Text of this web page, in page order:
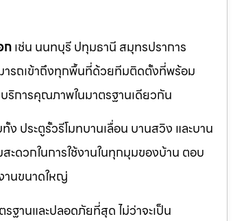
กเช่น นนทบุรี ปทุมธานี สมุทรปราการ
มารถเข้าถึงทุกพื้นที่ด้วยทีมติดตั้งที่พร้อม
ริการคุณภาพในมาตรฐานเดียวกัน
ประตูรั้วรีโมทบานเลื่อน บานสวิง และบาน
ะดวกในการใช้งานในทุกมุมของบ้าน ตอบ
านขนาดใหญ่
ฐานและปลอดภัยที่สุด ไม่ว่าจะเป็น